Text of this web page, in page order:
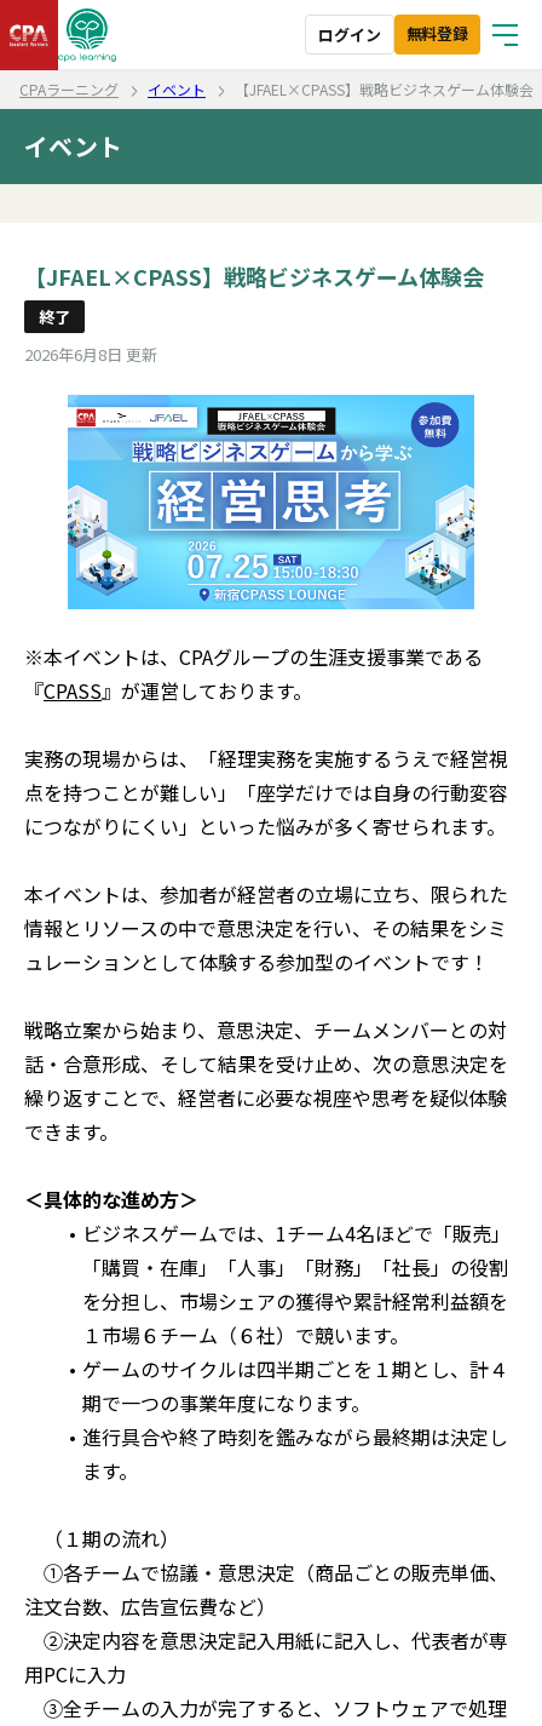
ログイン 無料登録
CPAラーニング イベント 【JFAEL×CPASS】戦略ビジネスゲーム体験会
イベント
【JFAEL×CPASS】戦略ビジネスゲーム体験会
終了
2026年6月8日 更新
※本イベントは、CPAグループの生涯支援事業である
『CPASS』が運営しております。
実務の現場からは、「経理実務を実施するうえで経営視
点を持つことが難しい」「座学だけでは自身の行動変容
につながりにくい」といった悩みが多く寄せられます。
本イベントは、参加者が経営者の立場に立ち、限られた
情報とリソースの中で意思決定を行い、その結果をシミ
ュレーションとして体験する参加型のイベントです！
戦略立案から始まり、意思決定、チームメンバーとの対
話・合意形成、そして結果を受け止め、次の意思決定を
繰り返すことで、経営者に必要な視座や思考を疑似体験
できます。
＜具体的な進め方＞
ビジネスゲームでは、1チーム4名ほどで「販売」
「購買・在庫」「人事」「財務」「社長」の役割
を分担し、市場シェアの獲得や累計経常利益額を
１市場６チーム（６社）で競います。
ゲームのサイクルは四半期ごとを１期とし、計４
期で一つの事業年度になります。
進行具合や終了時刻を鑑みながら最終期は決定し
ます。
（１期の流れ）
①各チームで協議・意思決定（商品ごとの販売単価、
注文台数、広告宣伝費など）
②決定内容を意思決定記入用紙に記入し、代表者が専
用PCに入力
③全チームの入力が完了すると、ソフトウェアで処理